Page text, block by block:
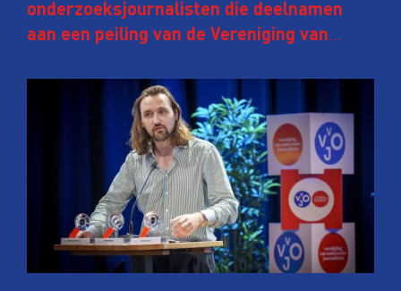
onderzoeksjournalisten die deelnamen
aan een peiling van de Vereniging van
afgelopen twee jaar te maken met
juridische dreiging of een juridische
procedure rond het eigen werk. Dat kost
journalisten tijd, ook ervaren zij stress en
soms worden publicaties aangepast of
gaat de hele publicatie zelfs niet door.